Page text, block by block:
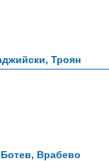
Троян
Врабево